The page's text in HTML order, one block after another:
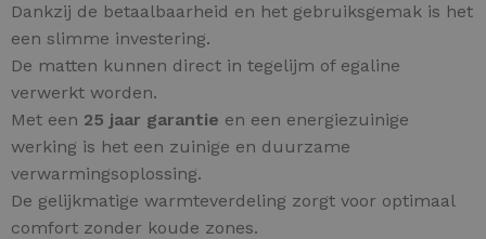
Dankzij de betaalbaarheid en het gebruiksgemak is het
een slimme investering.
De matten kunnen direct in tegelijm of egaline
verwerkt worden.
Met een 25 jaar garantie en een energiezuinige
werking is het een zuinige en duurzame
verwarmingsoplossing.
De gelijkmatige warmteverdeling zorgt voor optimaal
comfort zonder koude zones.